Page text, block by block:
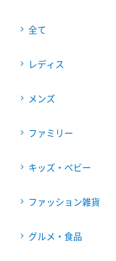
全て
レディス
メンズ
ファミリー
キッズ・ベビー
ファッション雑貨
グルメ・食品